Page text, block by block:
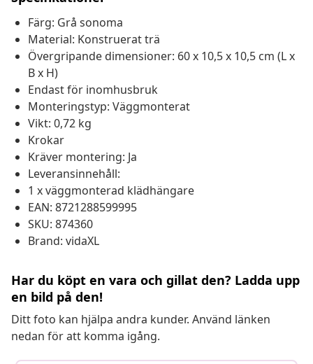
Färg: Grå sonoma
Material: Konstruerat trä
Övergripande dimensioner: 60 x 10,5 x 10,5 cm (L x
B x H)
Endast för inomhusbruk
Monteringstyp: Väggmonterat
Vikt: 0,72 kg
Krokar
Kräver montering: Ja
Leveransinnehåll:
1 x väggmonterad klädhängare
EAN: 8721288599995
SKU: 874360
Brand: vidaXL
Har du köpt en vara och gillat den? Ladda upp
en bild på den!
Ditt foto kan hjälpa andra kunder. Använd länken
nedan för att komma igång.